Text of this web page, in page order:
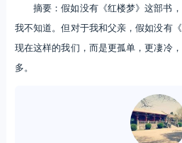
摘要：假如没有《红楼梦》这部书
我不知道。但对于我和父亲，假如没有
现在这样的我们，而是更孤单，更凄冷
多。